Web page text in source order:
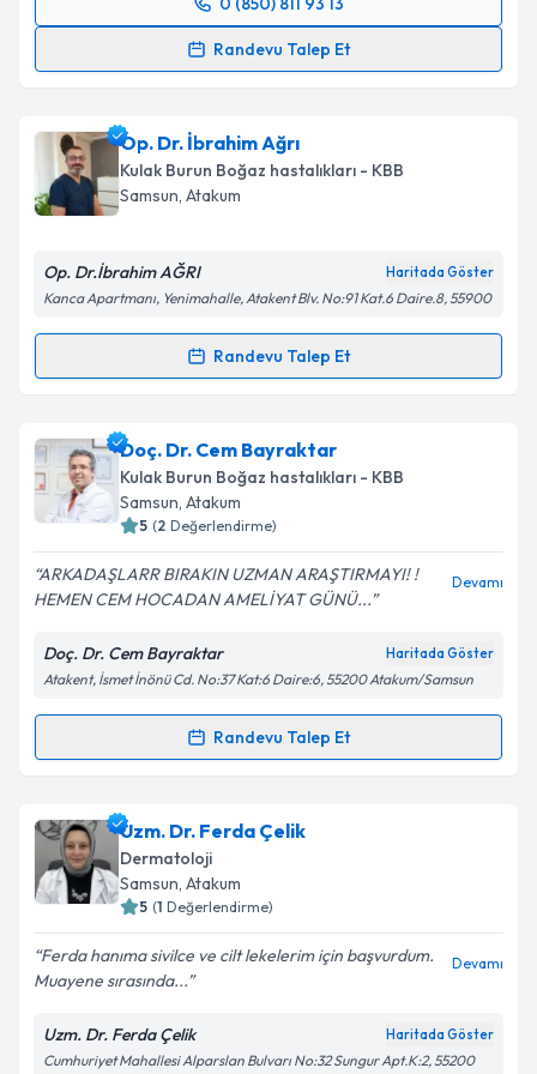
Randevu Talep Et
Randevu Takvimi Talebi
takvim hazırlandığında e-posta ile bilgilendireceğiz.
E-posta Adresiniz
Kişisel verilerimin işlenmesine ilişkinAydınlatma
Metni'ni okudum ve kişisel verilerimin belirtilen
kapsamda işlenmesini kabul ediyorum.
Op. Dr. İbrahim Ağrı
Kulak Burun Boğaz hastalıkları - KBB
Samsun, Atakum
Op. Dr.İbrahim AĞRI Haritada Göster
Kanca Apartmanı, Yenimahalle, Atakent Blv. No:91 Kat.6 Daire.8, 55900
Randevu Talep Et
Randevu Takvimi Talebi
Op. Dr. İbrahim Ağrıiçin randevu takvimi talebi
oluşturun. Size bu uzmandan randevu almanız için bir
takvim hazırlandığında e-posta ile bilgilendireceğiz.
Kişisel verilerimin işlenmesine ilişkin
Aydınlatma
Metni'ni okudum ve kişisel verilerimin belirtilen
kapsamda işlenmesini kabul ediyorum.
Doç. Dr. Cem Bayraktar
Kulak Burun Boğaz hastalıkları - KBB
Samsun, Atakum
5 (2 Değerlendirme)
ARKADAŞLARR BIRAKIN UZMAN ARAŞTIRMAYI! !
HEMEN CEM HOCADAN AMELİYAT GÜNÜ...
Devamı
Doç. Dr. Cem Bayraktar Haritada Göster
Atakent, İsmet İnönü Cd. No:37 Kat:6 Daire:6, 55200 Atakum/Samsun
Randevu Talep Et
Randevu Takvimi Talebi
Doç. Dr. Cem Bayraktariçin randevu takvimi talebi
oluşturun. Size bu uzmandan randevu almanız için bir
takvim hazırlandığında e-posta ile bilgilendireceğiz.
Kişisel verilerimin işlenmesine ilişkin
Aydınlatma
Metni'ni okudum ve kişisel verilerimin belirtilen
Uzm. Dr. Ferda Çelik
Dermatoloji
Samsun, Atakum
5 (1 Değerlendirme)
Ferda hanıma sivilce ve cilt lekelerim için başvurdum.
Muayene sırasında...
Devamı
Uzm. Dr. Ferda Çelik Haritada Göster
Cumhuriyet Mahallesi Alparslan Bulvarı No:32 Sungur Apt.K:2, 55200